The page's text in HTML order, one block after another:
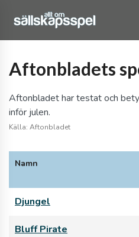
Aftonbladets
Aftonbladet har testat och
inför julen.
Källa: Aftonbladet
Namn
Djungel
Bluff Pirate